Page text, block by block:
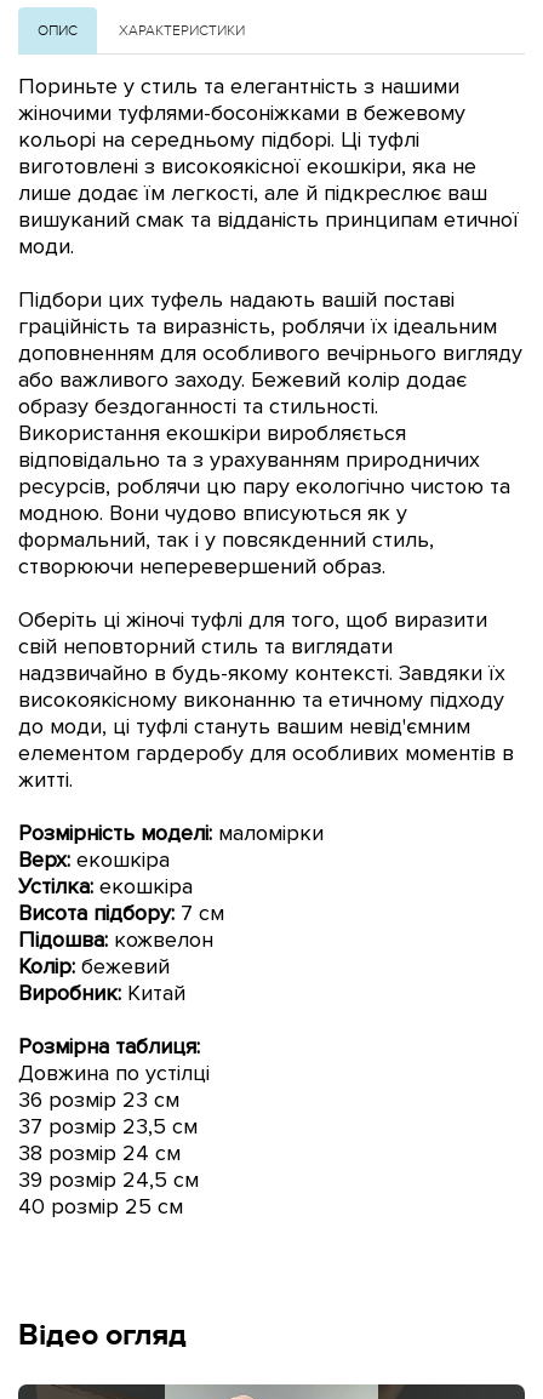
ОПИС ХАРАКТЕРИСТИКИ
Пориньте у стиль та елегантність з нашими
жіночими туфлями-босоніжками в бежевому
кольорі на середньому підборі. Ці туфлі
виготовлені з високоякісної екошкіри, яка не
лише додає їм легкості, але й підкреслює ваш
вишуканий смак та відданість принципам етичної
моди.
Підбори цих туфель надають вашій поставі
граційність та виразність, роблячи їх ідеальним
доповненням для особливого вечірнього вигляду
або важливого заходу. Бежевий колір додає
образу бездоганності та стильності.
Використання екошкіри виробляється
відповідально та з урахуванням природничих
ресурсів, роблячи цю пару екологічно чистою та
модною. Вони чудово вписуються як у
формальний, так і у повсякденний стиль,
створюючи неперевершений образ.
Оберіть ці жіночі туфлі для того, щоб виразити
свій неповторний стиль та виглядати
надзвичайно в будь-якому контексті. Завдяки їх
високоякісному виконанню та етичному підходу
до моди, ці туфлі стануть вашим невід'ємним
елементом гардеробу для особливих моментів в
житті.
Розмірність моделі: маломірки
Верх: екошкіра
Устілка: екошкіра
Висота підбору: 7 см
Підошва: кожвелон
Колір: бежевий
Виробник: Китай
Розмірна таблиця:
Довжина по устілці
36 розмір 23 см
37 розмір 23,5 см
38 розмір 24 см
39 розмір 24,5 см
40 розмір 25 см
Відео огляд